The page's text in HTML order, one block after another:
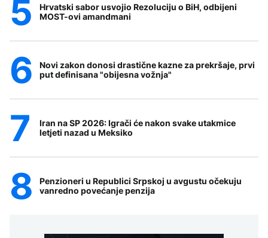
Hrvatski sabor usvojio Rezoluciju o BiH, odbijeni
MOST-ovi amandmani
Novi zakon donosi drastične kazne za prekršaje, prvi
put definisana "obijesna vožnja"
Iran na SP 2026: Igrači će nakon svake utakmice
letjeti nazad u Meksiko
Penzioneri u Republici Srpskoj u avgustu očekuju
vanredno povećanje penzija